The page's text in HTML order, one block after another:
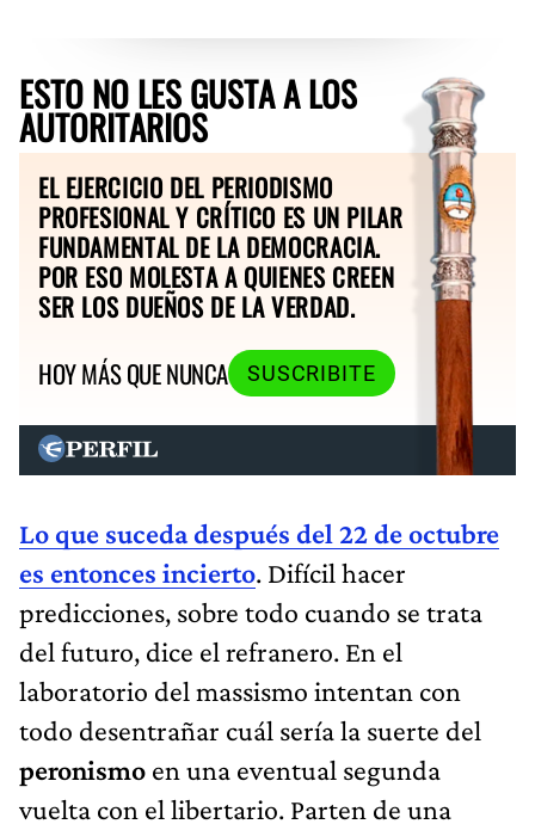
ESTO NO LES GUSTA A LOS
AUTORITARIOS
EL EJERCICIO DEL PERIODISMO
PROFESIONAL Y CRÍTICO ES UN PILAR
FUNDAMENTAL DE LA DEMOCRACIA.
POR ESO MOLESTA A QUIENES CREEN
SER LOS DUEÑOS DE LA VERDAD.
HOY MÁS QUE NUNCA
SUSCRIBITE
Lo que suceda después del 22 de octubre
es entonces incierto. Difícil hacer
predicciones, sobre todo cuando se trata
del futuro, dice el refranero. En el
laboratorio del massismo intentan con
todo desentrañar cuál sería la suerte del
peronismo en una eventual segunda
vuelta con el libertario. Parten de una